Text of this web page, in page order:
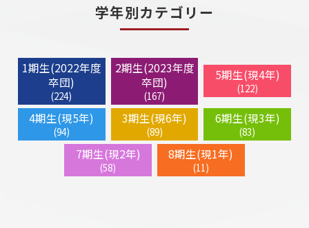
学年別カテゴリー
1期生(2022年度
卒団)
(224)
2期生(2023年度
卒団)
(167)
5期生(現4年)
(122)
4期生(現5年)
(94)
3期生(現6年)
(89)
6期生(現3年)
(83)
7期生(現2年)
(58)
8期生(現1年)
(11)